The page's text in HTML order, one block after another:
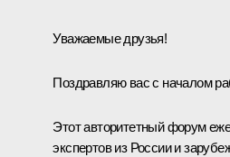
Уважаемые друзья!
Поздравляю вас с началом
Этот авторитетный форум
экспертов из России и